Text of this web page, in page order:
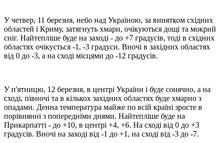
У четвер, 11 березня, небо над Україною, за винятком східних
областей і Криму, затягнуть хмари, очікуються дощі та мокрий
сніг. Найтепліше буде на заході - до +7 градусів, тоді в східних
областях очікується -1, -3 градуси. Вночі в західних областях
від 0 до -3, а на сході місцями до -12 градусів.
У п'ятницю, 12 березня, в центрі України і буде сонячно, а на
сході, півночі та в кількох західних областях буде хмарно з
опадами. Денна температура майже по всій країні зросте в
порівнянні з попередніми днями. Найтепліше буде на
Прикарпатті - до +10, в центрі +4, +6. На сході від 0 до +3
градусів. Вночі на заході від -1 до +1, на сході від -3 до -7.